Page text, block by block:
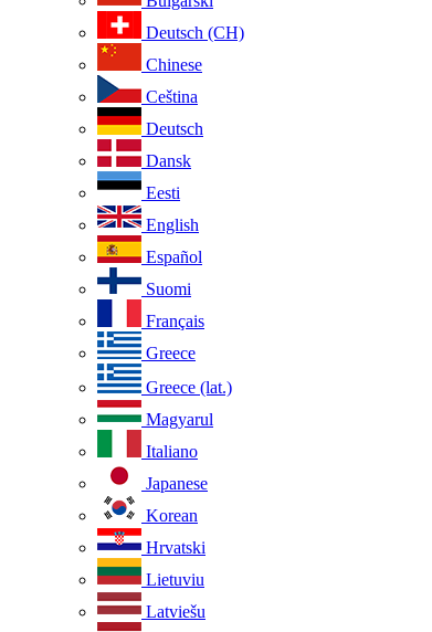
Deutsch (CH)
Chinese
Ceština
Deutsch
Dansk
Eesti
English
Español
Suomi
Français
Greece
Greece (lat.)
Magyarul
Italiano
Japanese
Korean
Hrvatski
Lietuviu
Latviešu